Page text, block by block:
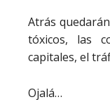
Atrás
tóxicos, las
capitales, el
Ojalá…